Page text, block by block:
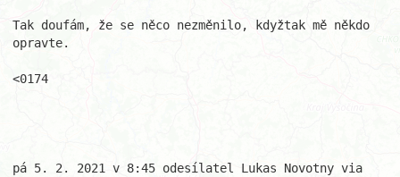
Tak doufám, že se něco nezměnilo, kdyžtak mě někdo
opravte.
<0174
pá 5. 2. 2021 v 8:45 odesílatel Lukas Novotny via